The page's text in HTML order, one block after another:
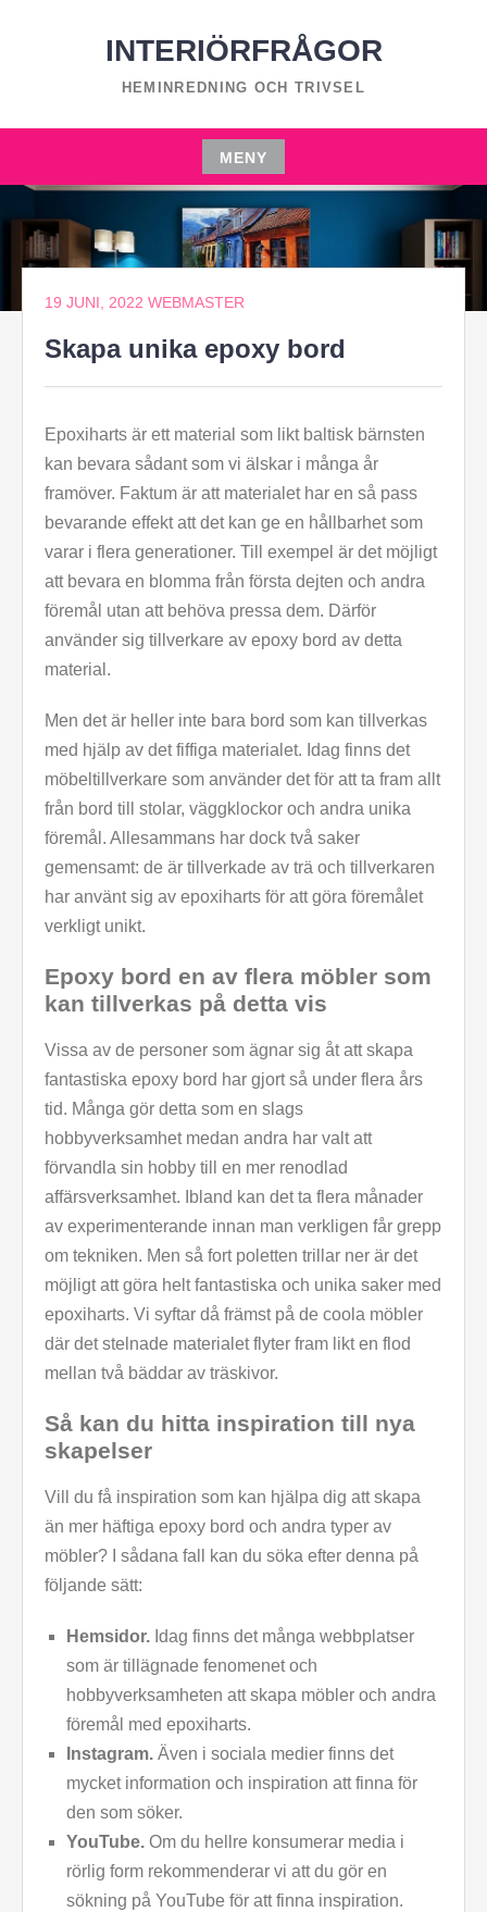
INTERIÖRFRÅGOR
HEMINREDNING OCH TRIVSEL
MENY
Hoppa
till
innehåll
19 JUNI, 2022 WEBMASTER
Skapa unika epoxy bord
Epoxiharts är ett material som likt baltisk bärnsten
kan bevara sådant som vi älskar i många år
framöver. Faktum är att materialet har en så pass
bevarande effekt att det kan ge en hållbarhet som
varar i flera generationer. Till exempel är det möjligt
att bevara en blomma från första dejten och andra
föremål utan att behöva pressa dem. Därför
använder sig tillverkare av epoxy bord av detta
material.
Men det är heller inte bara bord som kan tillverkas
med hjälp av det fiffiga materialet. Idag finns det
möbeltillverkare som använder det för att ta fram allt
från bord till stolar, väggklockor och andra unika
föremål. Allesammans har dock två saker
gemensamt: de är tillverkade av trä och tillverkaren
har använt sig av epoxiharts för att göra föremålet
verkligt unikt.
Epoxy bord en av flera möbler som
kan tillverkas på detta vis
Vissa av de personer som ägnar sig åt att skapa
fantastiska epoxy bord har gjort så under flera års
tid. Många gör detta som en slags
hobbyverksamhet medan andra har valt att
förvandla sin hobby till en mer renodlad
affärsverksamhet. Ibland kan det ta flera månader
av experimenterande innan man verkligen får grepp
om tekniken. Men så fort poletten trillar ner är det
möjligt att göra helt fantastiska och unika saker med
epoxiharts. Vi syftar då främst på de coola möbler
där det stelnade materialet flyter fram likt en flod
mellan två bäddar av träskivor.
Så kan du hitta inspiration till nya
skapelser
Vill du få inspiration som kan hjälpa dig att skapa
än mer häftiga epoxy bord och andra typer av
möbler? I sådana fall kan du söka efter denna på
följande sätt:
Hemsidor. Idag finns det många webbplatser
som är tillägnade fenomenet och
hobbyverksamheten att skapa möbler och andra
föremål med epoxiharts.
Instagram. Även i sociala medier finns det
mycket information och inspiration att finna för
den som söker.
YouTube. Om du hellre konsumerar media i
rörlig form rekommenderar vi att du gör en
sökning på YouTube för att finna inspiration.